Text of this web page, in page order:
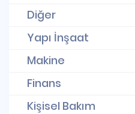
Diğer
Yapı İnşaat
Makine
Finans
Kişisel Bakım